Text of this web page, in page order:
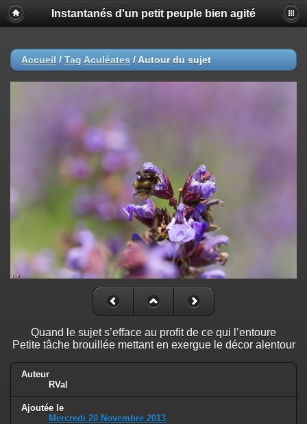
Instantanés d'un petit peuple bien agité
Accueil / Tag Aculéates / Autour du sujet
Quand le sujet s’efface au profit de ce qui l’entoure
Petite tâche brouillée mettant en exergue le décor alentour
Auteur
RVal
Ajoutée le
Mercredi 20 Novembre 2013